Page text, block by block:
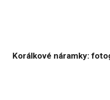
Korálkové náramky: